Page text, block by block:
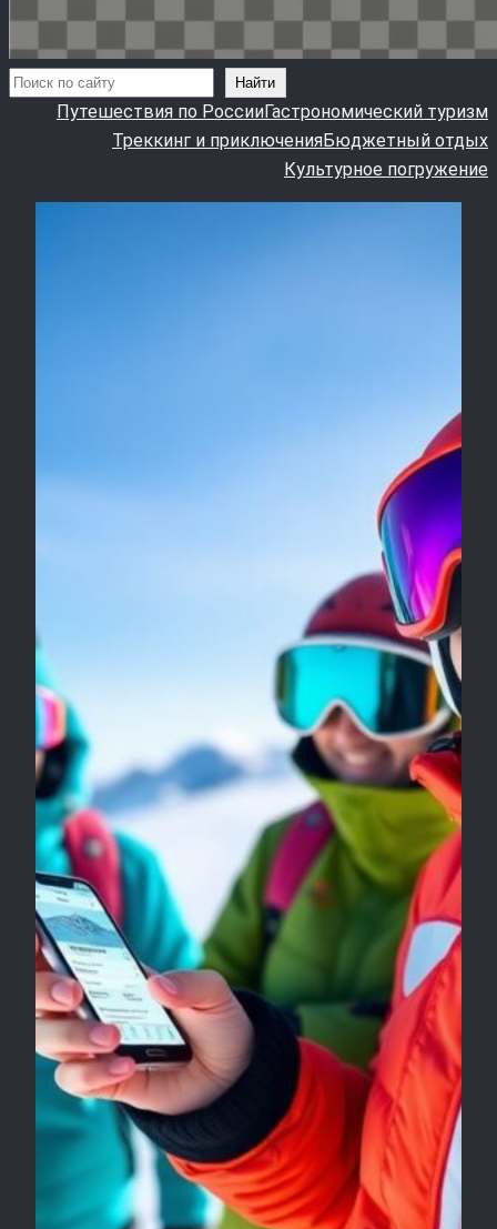
Поиск Найти
Путешествия по РоссииГастрономический туризм
Треккинг и приключенияБюджетный отдых
Культурное погружение